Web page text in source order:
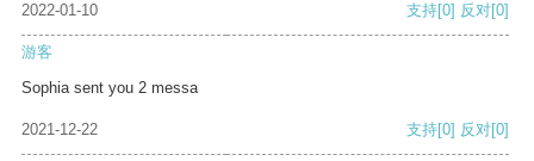
2022-01-10 支持[0] 反对[0]
游客
Sophia sent you 2 messa
2021-12-22 支持[0] 反对[0]